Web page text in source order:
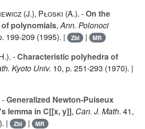
(J.), Płoski (A.). -On the
polynomials,Ann. Polonoci
199-209 (1995). | Zbl | MR
-Characteristic polyhedra of
Kyoto Univ. 10, p. 251-293 (1970). |
-Generalized Newton-Puiseux
lemma in C[[x, y]], Can. J. Math. 41,
|
Zbl | MR